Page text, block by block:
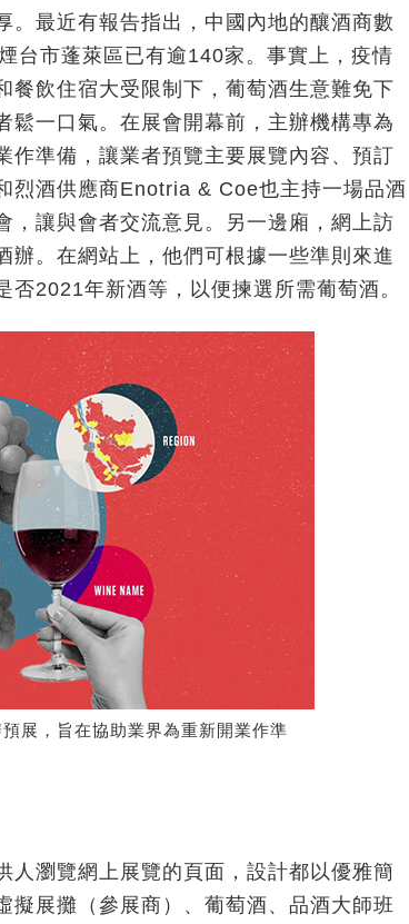
。最近有報告指出，中國內地的釀酒商數
台市蓬萊區已有逾140家。事實上，疫情
餐飲住宿大受限制下，葡萄酒生意難免下
鬆一口氣。在展會開幕前，主辦機構專為
作準備，讓業者預覽主要展覽內容、預訂
烈酒供應商Enotria & Coe也主持一場品酒
，讓與會者交流意見。另一邊廂，網上訪
。在網站上，他們可根據一些準則來進
2021年新酒等，以便揀選所需葡萄酒。
展，旨在協助業界為重新開業作準
人瀏覽網上展覽的頁面，設計都以優雅簡
擬展攤（參展商）、葡萄酒、品酒大師班